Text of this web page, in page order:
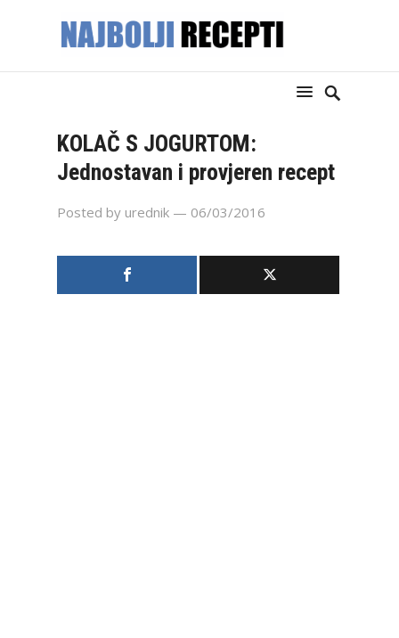
KOLAČ S JOGURTOM:
Jednostavan i provjeren recept
Posted by urednik — 06/03/2016